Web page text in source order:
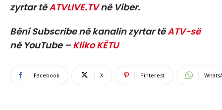
zyrtar tëATVLIVE.TVnë Viber.
Bëni Subscribe në kanalin zyrtar tëATV-së
në YouTube – Kliko KËTU
Facebook X Pinterest